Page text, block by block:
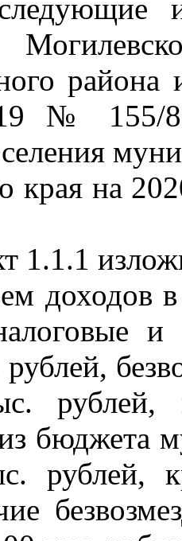
района
№ 155/
края на
1.1.1
доходов
бюджета
рублей,